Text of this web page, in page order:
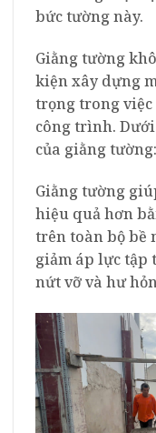
bức tường này.
Giằng tường
kiện xây dựng
trọng trong
công trình.
của giằng tường:
Giằng tường
hiệu quả hơn
trên toàn bộ bề
giảm áp lực tập
nứt vỡ và hư